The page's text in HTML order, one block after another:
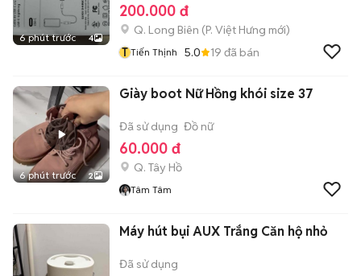
6 phút trước 4
200.000 đ
Q. Long Biên (P. Việt Hưng mới)
T Tiến Thịnh 5.0 19 đã bán
6 phút trước 2
Giày boot Nữ Hồng khói size 37
Đã sử dụng Đồ nữ
60.000 đ
Q. Tây Hồ
Tâm Tâm
Máy hút bụi AUX Trắng Căn hộ nhỏ
Đã sử dụng